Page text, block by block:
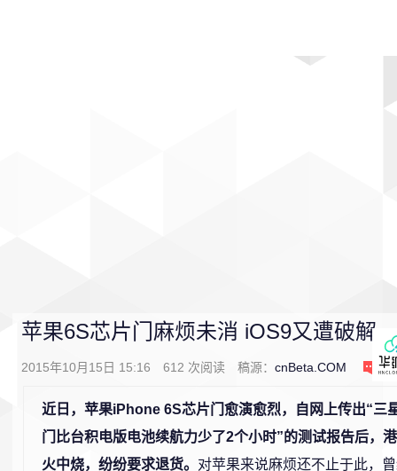
苹果6S芯片门麻烦未消 iOS9又遭破解
2015年10月15日 15:16 612 次阅读 稿源： cnBeta.COM 0
近日，苹果iPhone 6S芯片门愈演愈烈，自网上传出“三
门比台积电版电池续航力少了2个小时”的测试报告后，
火中烧，纷纷要求退货。 对苹果来说麻烦还不止于此，